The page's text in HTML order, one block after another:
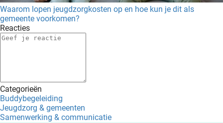
Waarom lopen jeugdzorgkosten op en hoe kun je dit als
gemeente voorkomen?
Reacties
Categorieën
Buddybegeleiding
Jeugdzorg & gemeenten
Samenwerking & communicatie